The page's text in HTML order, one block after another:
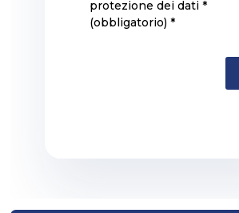
protezione dei dati *
(obbligatorio) *